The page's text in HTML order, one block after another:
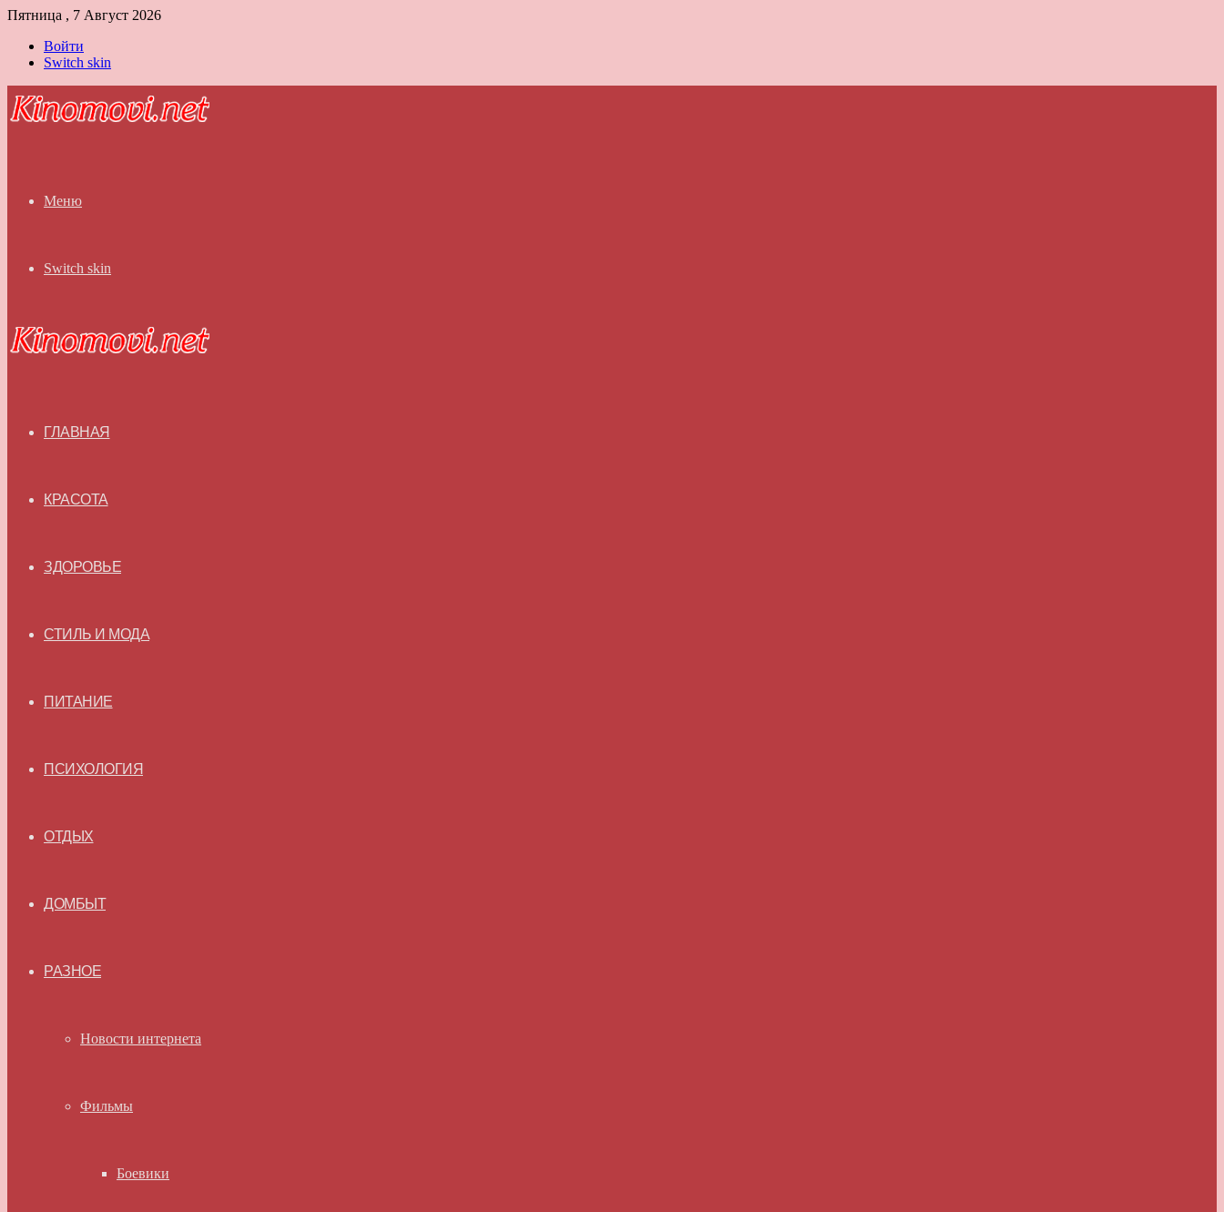
Пятница , 7 Август 2026
Войти
Switch skin
Меню
Switch skin
ГЛАВНАЯ
КРАСОТА
ЗДОРОВЬЕ
СТИЛЬ И МОДА
ПИТАНИЕ
ПСИХОЛОГИЯ
ОТДЫХ
ДОМБЫТ
РАЗНОЕ
Новости интернета
Фильмы
Боевики